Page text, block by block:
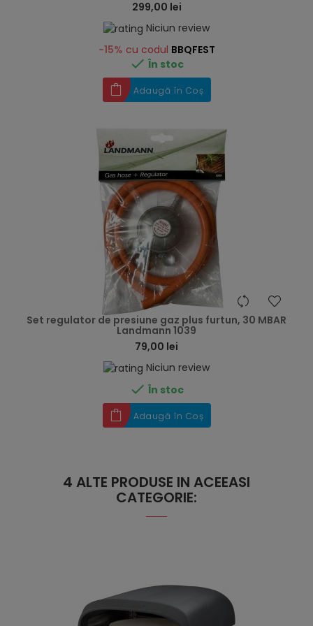
299,00 lei
Niciun review
-15% cu codul BBQFEST
 În stoc
Adaugă în Coș
Set regulator de presiune gaz plus furtun, 30 MBAR
Landmann 1039
79,00 lei
Niciun review
 În stoc
Adaugă în Coș
4 ALTE PRODUSE IN ACEEASI
CATEGORIE: